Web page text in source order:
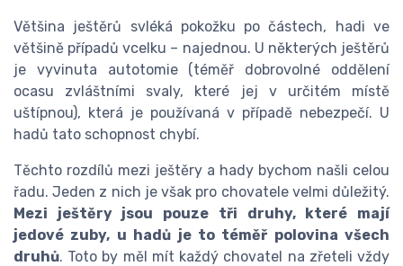
Většina ještěrů svléká pokožku po částech, hadi ve
většině případů vcelku – najednou. U některých ještěrů
je vyvinuta autotomie (téměř dobrovolné oddělení
ocasu zvláštními svaly, které jej v určitém místě
uštípnou), která je používaná v případě nebezpečí. U
hadů tato schopnost chybí.
Těchto rozdílů mezi ještěry a hady bychom našli celou
řadu. Jeden z nich je však pro chovatele velmi důležitý.
Mezi ještěry jsou pouze tři druhy, které mají
jedové zuby, u hadů je to téměř polovina všech
druhů. Toto by měl mít každý chovatel na zřeteli vždy